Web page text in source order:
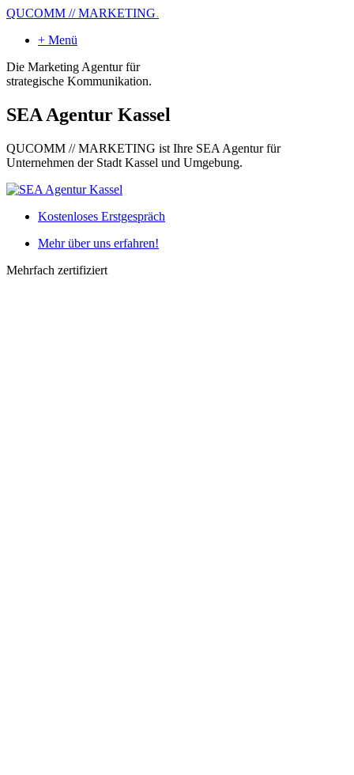
QUCOMM // MARKETING.
+ Menü
Die Marketing Agentur für
strategische Kommunikation.
SEA Agentur Kassel
QUCOMM // MARKETING ist Ihre SEA Agentur für
Unternehmen der Stadt Kassel und Umgebung.
Kostenloses Erstgespräch
Mehr über uns erfahren!
Mehrfach zertifiziert